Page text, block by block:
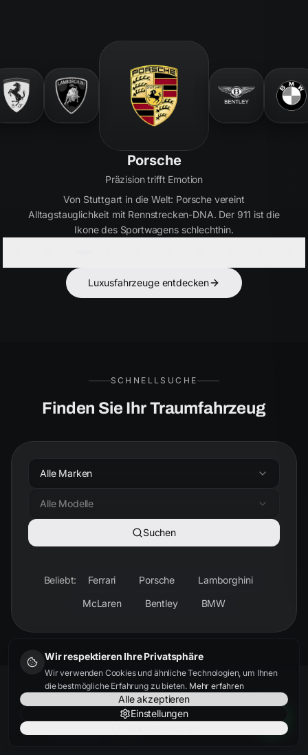
Wir respektieren Ihre Privatsphäre
Wir verwenden Cookies und ähnliche Technologien, um Ihnen
die bestmögliche Erfahrung zu bieten. Mehr erfahren
Alle akzeptieren
Einstellungen
Bentley
Handwerkskunst seit 1919
Britische Eleganz in Perfektion. Bentley verbindet
ultimativen Luxus mit kraftvoller Performance – für Kenner,
die das Besondere suchen.
Luxusfahrzeuge entdecken
SCHNELLSUCHE
Finden Sie Ihr Traumfahrzeug
Alle Marken
Alle Modelle
Suchen
Beliebt: Ferrari Porsche
Lamborghini
McLaren
Bentley BMW
KUNDENSTIMMEN